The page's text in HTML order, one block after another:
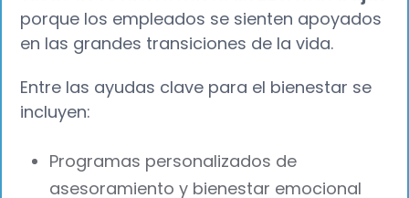
porque los empleados se sienten apoyados
en las grandes transiciones de la vida.
Entre las ayudas clave para el bienestar se
incluyen:
Programas personalizados de
asesoramiento y bienestar emocional